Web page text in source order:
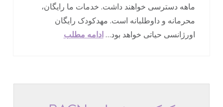
ماهه دسترسی خواهند داشت. خدمات ما رایگان،
محرمانه و داوطلبانه است. مهدکودک رایگان
اورژانسی حیاتی خواهد بود…ادامه مطلب